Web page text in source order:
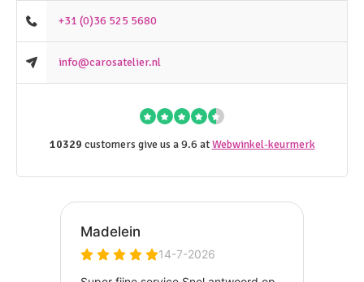
+31 (0)36 525 5680
info@carosatelier.nl
10329 customers give us a 9.6 atWebwinkel-keurmerk